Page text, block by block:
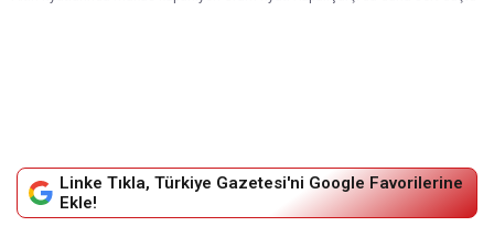
Linke Tıkla, Türkiye Gazetesi'ni Google Favorilerine
Ekle!